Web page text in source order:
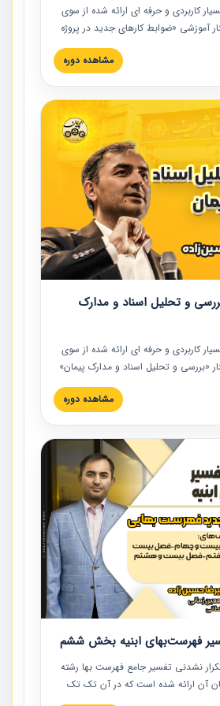
کاربردی و حرفه‏ ای ارائه شده از سوی
آموزشی «ضوابط کارهای جدید در پروژه
تخلفات و راه حل ها با نگرش قراردادی
شرکت های ساختمانی کشور ارائه شد.
تجربیات عملی ارائه شده است.
مشاهده دوره
و تحلیل اسناد و مدارک
کاربردی و حرفه‏ ای ارائه شده از سوی
«بررسی و تحلیل اسناد و مدارک پیمان»
صنعتی شریف ارائه شد. در این آموزش
و مدارک پیمان، اولویت بندی اسناد
عملی در این خصوص ارائه شده است.
مشاهده دوره
فهرست‌بهای ابنیه بخش ششم
نشدنی تفسیر جامع فهرست بها رشته
آن ارائه شده است که در آن تک تک
بها تفسیر و ارائه شده است. این